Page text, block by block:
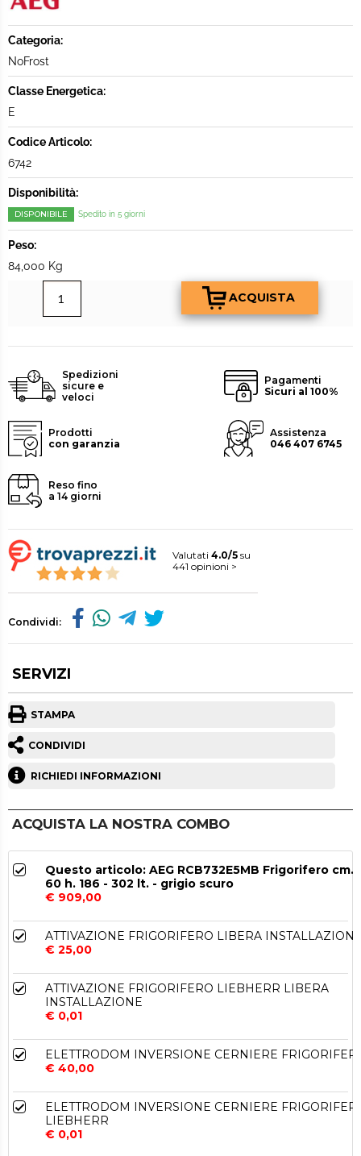
Categoria:
NoFrost
Classe Energetica:
E
Codice Articolo:
6742
Disponibilità:
DISPONIBILE Spedito in 5 giorni
Peso:
84,000 Kg
Spedizioni
sicure e
veloci
Pagamenti
Sicuri al 100%
Prodotti
con garanzia
Assistenza
046 407 6745
Reso fino
a 14 giorni
Valutati 4.0/5 su
441 opinioni >
Condividi:
SERVIZI
STAMPA
CONDIVIDI
RICHIEDI INFORMAZIONI
ACQUISTA LA NOSTRA COMBO
Questo articolo: AEG RCB732E5MB Frigorifero cm.
60 h. 186 - 302 lt. - grigio scuro
€ 909,00
ATTIVAZIONE FRIGORIFERO LIBERA
€ 25,00
ATTIVAZIONE FRIGORIFERO LIEBHERR LIBERA
INSTALLAZIONE
€ 0,01
ELETTRODOM INVERSIONE CERNIERE
€ 40,00
ELETTRODOM INVERSIONE CERNIERE
LIEBHERR
€ 0,01